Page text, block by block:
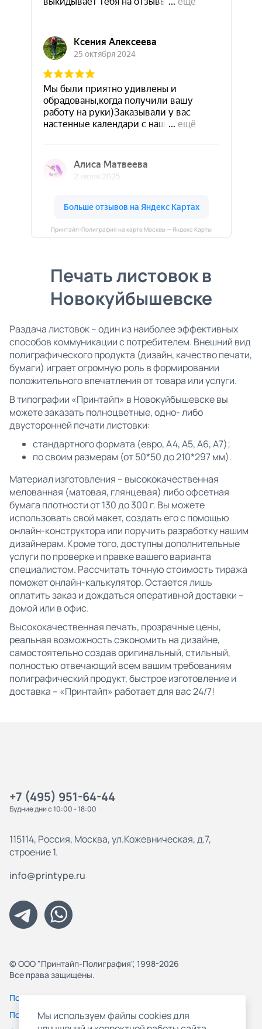
Принтайп-Полиграфия на карте Москвы — Яндекс Карты
Печать листовок в
Новокуйбышевске
Раздача листовок – один из наиболее эффективных
способов коммуникации с потребителем. Внешний вид
полиграфического продукта (дизайн, качество печати,
бумаги) играет огромную роль в формировании
положительного впечатления от товара или услуги.
В типографии «Принтайп» в Новокуйбышевске вы
можете заказать полноцветные, одно- либо
двусторонней печати листовки:
стандартного формата (евро, А4, А5, А6, А7);
по своим размерам (от 50*50 до 210*297 мм).
Материал изготовления – высококачественная
мелованная (матовая, глянцевая) либо офсетная
бумага плотности от 130 до 300 г. Вы можете
использовать свой макет, создать его с помощью
онлайн-конструктора или поручить разработку нашим
дизайнерам. Кроме того, доступны дополнительные
услуги по проверке и правке вашего варианта
специалистом. Рассчитать точную стоимость тиража
поможет онлайн-калькулятор. Остается лишь
оплатить заказ и дождаться оперативной доставки –
домой или в офис.
Высококачественная печать, прозрачные цены,
реальная возможность сэкономить на дизайне,
самостоятельно создав оригинальный, стильный,
полностью отвечающий всем вашим требованиям
полиграфический продукт, быстрое изготовление и
доставка – «Принтайп» работает для вас 24/7!
+7 (495) 951-64-44
Будние дни с 10:00 - 18:00
115114, Россия, Москва, ул.Кожевническая, д.7,
строение 1.
info@printype.ru
© ООО "Принтайп-Полиграфия", 1998-2026
Все права защищены.
Политика конфиденциальности
Пользовательское соглашение
Мы используем файлы cookies для